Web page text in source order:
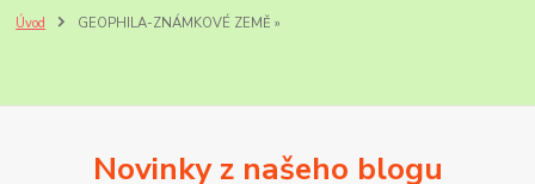
Úvod GEOPHILA-ZNÁMKOVÉ ZEMĚ »
Novinky z našeho blogu